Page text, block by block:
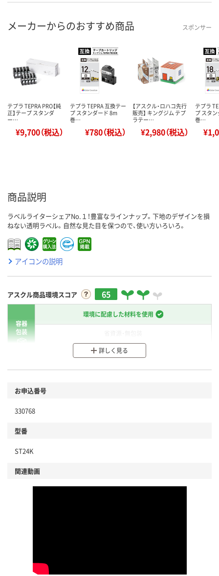
メーカーからのおすすめ商品 スポンサー
テプラ TEPRA PRO【純
正】テープ スタンダ
ー…
¥9,700（税込）
テプラ TEPRA 互換テー
プ スタンダード 8m
巻…
¥780（税込）
【アスクル・ロハコ先行
販売】 キングジム テプ
ラテー…
¥2,980（税込）
テプラ
プ スタ
巻…
商品説明
ラベルライターシェアNo.１！豊富なラインナップ。下地のデザインを損
ねない透明ラベル。自然な見た目を保つので、使い方いろいろ。
アイコンの説明
アスクル商品環境スコア 65
容器
包装
環境に配慮した材料を使用
分別・リサイクルしやすい設計
商品
本体
仕組
詳しく見る
お申込番号
330768
型番
ST24K
関連動画